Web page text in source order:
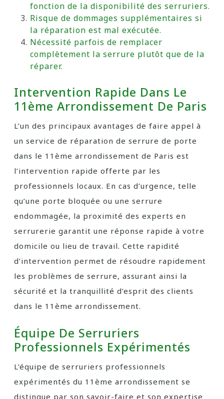
fonction de la disponibilité des serruriers.
Risque de dommages supplémentaires si
la réparation est mal exécutée.
Nécessité parfois de remplacer
complètement la serrure plutôt que de la
réparer.
Intervention Rapide Dans Le
11ème Arrondissement De Paris
L’un des principaux avantages de faire appel à
un service de réparation de serrure de porte
dans le 11ème arrondissement de Paris est
l’intervention rapide offerte par les
professionnels locaux. En cas d’urgence, telle
qu’une porte bloquée ou une serrure
endommagée, la proximité des experts en
serrurerie garantit une réponse rapide à votre
domicile ou lieu de travail. Cette rapidité
d’intervention permet de résoudre rapidement
les problèmes de serrure, assurant ainsi la
sécurité et la tranquillité d’esprit des clients
dans le 11ème arrondissement.
Équipe De Serruriers
Professionnels Expérimentés
L’équipe de serruriers professionnels
expérimentés du 11ème arrondissement se
distingue par son savoir-faire et son expertise